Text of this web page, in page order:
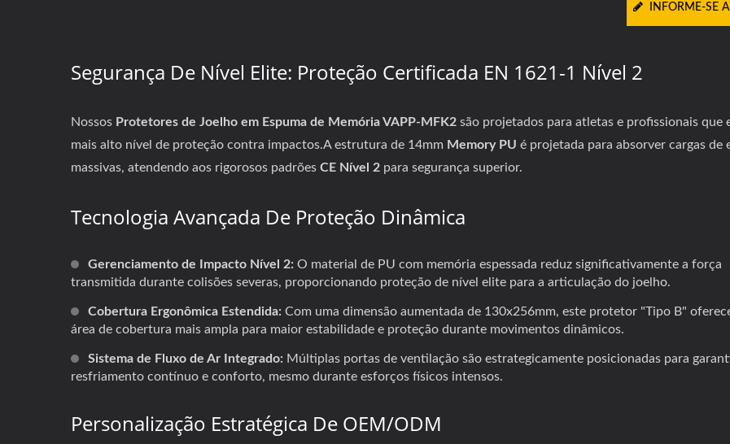
INFORME-SE
Segurança De Nível Elite: Proteção Certificada EN 1621-1 Nível 2
Nossos Protetores de Joelho em Espuma de Memória VAPP-MFK2 são projetados para atletas e profissionais que
mais alto nível de proteção contra impactos.A estrutura de 14mm Memory PU é projetada para absorver cargas de
massivas, atendendo aos rigorosos padrões CE Nível 2 para segurança superior.
Tecnologia Avançada De Proteção Dinâmica
Gerenciamento de Impacto Nível 2: O material de PU com memória espessada reduz significativamente a força
transmitida durante colisões severas, proporcionando proteção de nível elite para a articulação do joelho.
Cobertura Ergonômica Estendida: Com uma dimensão aumentada de 130x256mm, este protetor "Tipo B"
área de cobertura mais ampla para maior estabilidade e proteção durante movimentos dinâmicos.
Sistema de Fluxo de Ar Integrado: Múltiplas portas de ventilação são estrategicamente posicionadas para
resfriamento contínuo e conforto, mesmo durante esforços físicos intensos.
Personalização Estratégica De OEM/ODM